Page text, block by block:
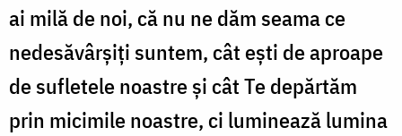
ai milă de noi, că nu ne dăm seama ce
nedesăvârșiți suntem, cât ești de aproape
de sufletele noastre și cât Te depărtăm
prin micimile noastre, ci luminează lumina